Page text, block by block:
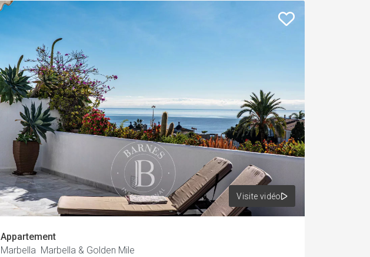
Visite vidéo
Appartement
Marbella Marbella & Golden Mile